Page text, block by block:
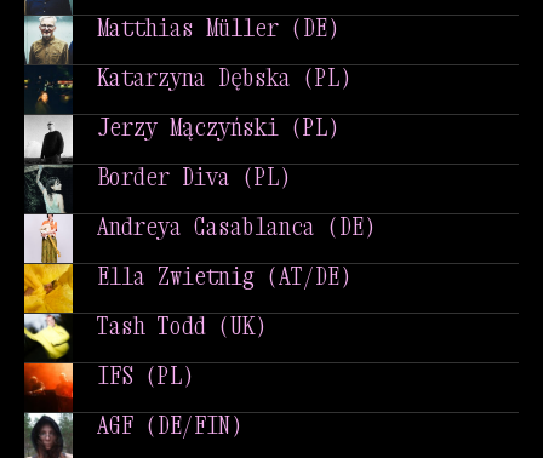
Paweł Doskocz (PL)
Matthias Müller (DE)
Matthias Müller (DE)
Katarzyna Dębska (PL)
Katarzyna Dębska (PL)
Jerzy Mączyński (PL)
Jerzy Mączyński (PL)
Border Diva (PL)
Border Diva (PL)
Andreya Casablanca (DE)
Andreya Casablanca (DE)
Ella Zwietnig (AT/DE)
Ella Zwietnig (AT/DE)
Tash Todd (UK)
Tash Todd (UK)
IFS (PL)
IFS (PL)
AGF (DE/FIN)